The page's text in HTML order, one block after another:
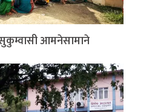
आमनेसामाने